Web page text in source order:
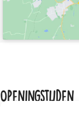
Openingstijden